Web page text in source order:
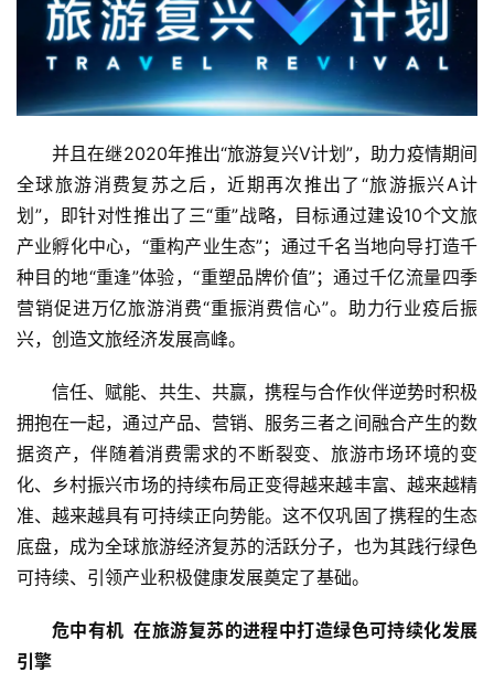
并且在继2020年推出“旅游复兴V计划”，助力疫情期间
全球旅游消费复苏之后，近期再次推出了“旅游振兴A计
划”，即针对性推出了三“重”战略，目标通过建设10个文旅
产业孵化中心，“重构产业生态”；通过千名当地向导打造千
种目的地“重逢”体验，“重塑品牌价值”；通过千亿流量四季
营销促进万亿旅游消费“重振消费信心”。助力行业疫后振
兴，创造文旅经济发展高峰。
信任、赋能、共生、共赢，携程与合作伙伴逆势时积极
拥抱在一起，通过产品、营销、服务三者之间融合产生的数
据资产，伴随着消费需求的不断裂变、旅游市场环境的变
化、乡村振兴市场的持续布局正变得越来越丰富、越来越精
准、越来越具有可持续正向势能。这不仅巩固了携程的生态
底盘，成为全球旅游经济复苏的活跃分子，也为其践行绿色
可持续、引领产业积极健康发展奠定了基础。
危中有机  在旅游复苏的进程中打造绿色可持续化发展
引擎